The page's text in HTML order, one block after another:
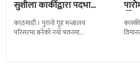
सुशीला कार्कीद्वारा पदभार
काठमाडौं । पुरानो गृह मन्त्रालय
परिसरमा बनेको नयाँ भवनमा
नवनियुक्त
हुँदै
कास्की